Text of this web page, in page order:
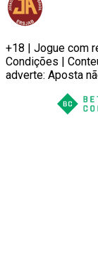
+18 | Jogue com
Condições |
adverte: Aposta